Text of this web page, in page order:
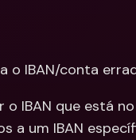
o IBAN/conta
o IBAN que está
a um IBAN